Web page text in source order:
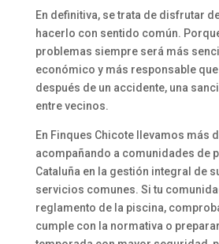
En definitiva, se trata de disfrutar
hacerlo con sentido común.
problemas siempre será más
económico y más responsable
después de un accidente, una
entre vecinos.
En Finques Chicote llevamos más
acompañando a comunidades de
Cataluña en la gestión integral de
servicios comunes. Si tu
reglamento de la piscina,
cumple con la normativa o